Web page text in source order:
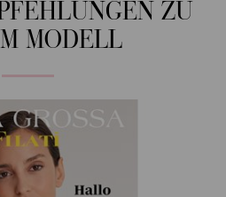
ZU
MODELL